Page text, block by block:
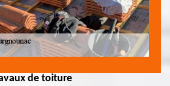
de toiture